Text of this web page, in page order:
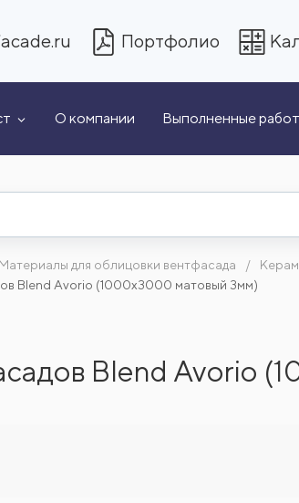
Портфолио
О компании Выполненные
Материалы для облицовки вентфасада
Blend Avorio (1000x3000 матовый 3мм)
Blend Avorio